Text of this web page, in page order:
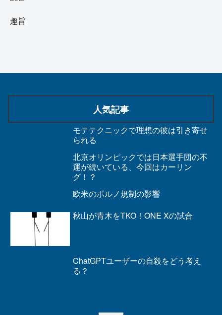
趣旨
人気記事
モテテクニックで理想の彼は引き寄せ
られる
北京オリンピックでは日本選手団の不
運が続いている、今回はカーリン
グ！？
欧米のポルノ規制の影響
秋山が青木をTKO！ONE Xの試合
ChatGPTユーザーの自殺をどう考え
る？